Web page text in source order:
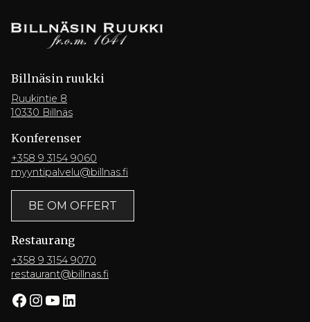
Billnäsin ruukki
Ruukintie 8
10330 Billnäs
Konferenser
+358 9 3154 9060
myyntipalvelu@billnas.fi
BE OM OFFERT
Restaurang
+358 9 3154 9070
restaurant@billnas.fi
Facebook InstagramYouTube LinkedIn